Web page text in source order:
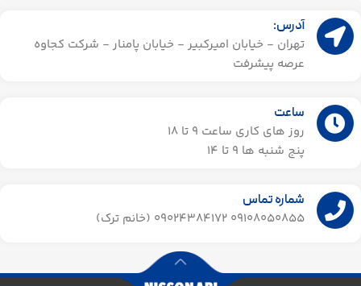
آدرس:
تهران - خیابان امیرکبیر - خیابان پامنار - شرکت کجاوه
عرصه پیشرفت
ساعت
روز های کاری ساعت ۹ تا 18
پنج شنبه ها 9 تا 14​
شماره تماس
09108050855 09024384172 (خانم ترک)